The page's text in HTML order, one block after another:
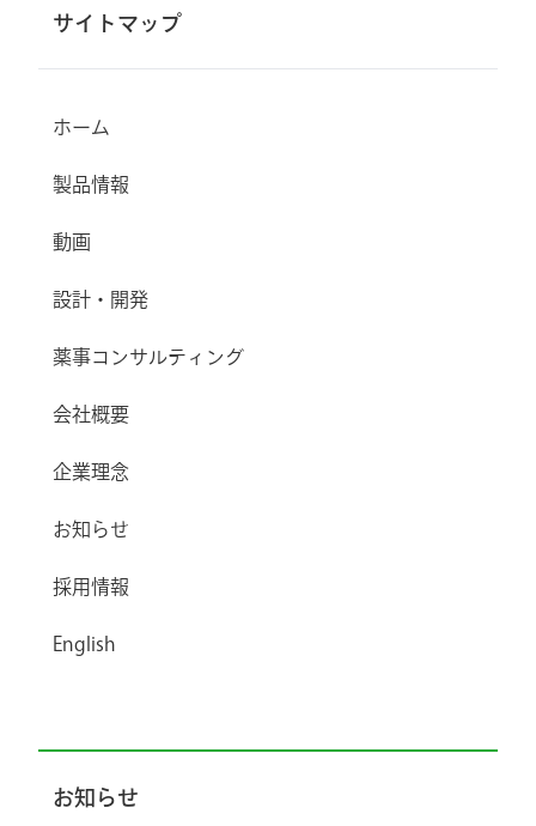
サイトマップ
ホーム
製品情報
動画
設計・開発
薬事コンサルティング
会社概要
企業理念
お知らせ
採用情報
English
お知らせ